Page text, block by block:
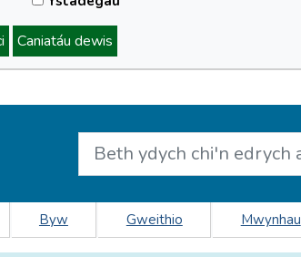
Caniatáu dewis
Byw Gweithio Mwynhau